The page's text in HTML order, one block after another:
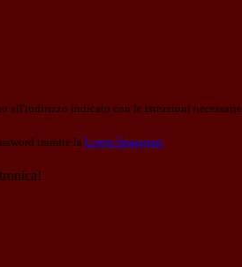
all'indirizzo indicato con le istruzioni
tramite la Login Spaggiari